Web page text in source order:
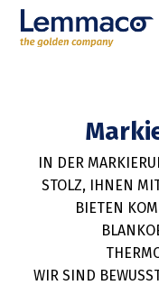
IN DER
STOLZ, IHNEN
BIETEN
WIR SIND